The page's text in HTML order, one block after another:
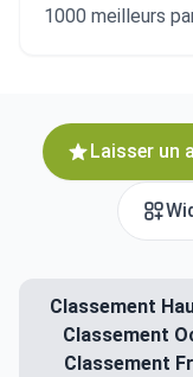
1000 meilleurs
Laisser un
Classement
Classement
Classement